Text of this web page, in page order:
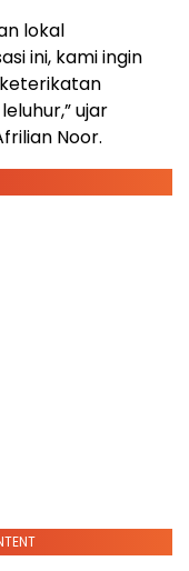
lokal
ini, kami ingin
ujar
Noor.